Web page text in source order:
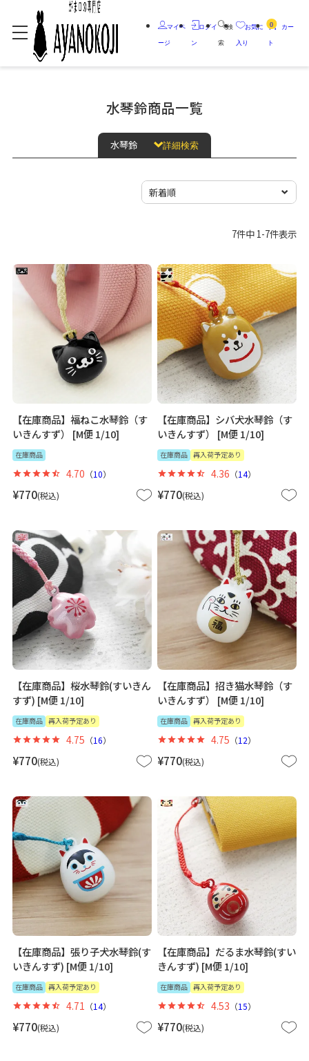
マイペ
ージ
ログイ
ン
検
索
お気に
入り
0 カー
ト
水琴鈴商品一覧
水琴鈴 詳細検索
7件中 1-7件表示
【在庫商品】福ねこ水琴鈴（す
いきんすず） [M便 1/10]
在庫商品
¥770 税込
4.70 （10）
【在庫商品】シバ犬水琴鈴（す
いきんすず） [M便 1/10]
在庫商品 再入荷予定あり
¥770 税込
4.36 （14）
【在庫商品】桜水琴鈴(すいきん
すず) [M便 1/10]
在庫商品 再入荷予定あり
¥770 税込
4.75 （16）
【在庫商品】招き猫水琴鈴（す
いきんすず） [M便 1/10]
在庫商品 再入荷予定あり
¥770 税込
4.75 （12）
【在庫商品】張り子犬水琴鈴(す
いきんすず) [M便 1/10]
在庫商品 再入荷予定あり
¥770 税込
4.71 （14）
【在庫商品】だるま水琴鈴(すい
きんすず) [M便 1/10]
在庫商品 再入荷予定あり
¥770 税込
4.53 （15）